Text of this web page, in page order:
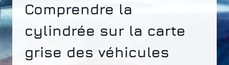
Comprendre la
cylindrée sur la carte
grise des véhicules